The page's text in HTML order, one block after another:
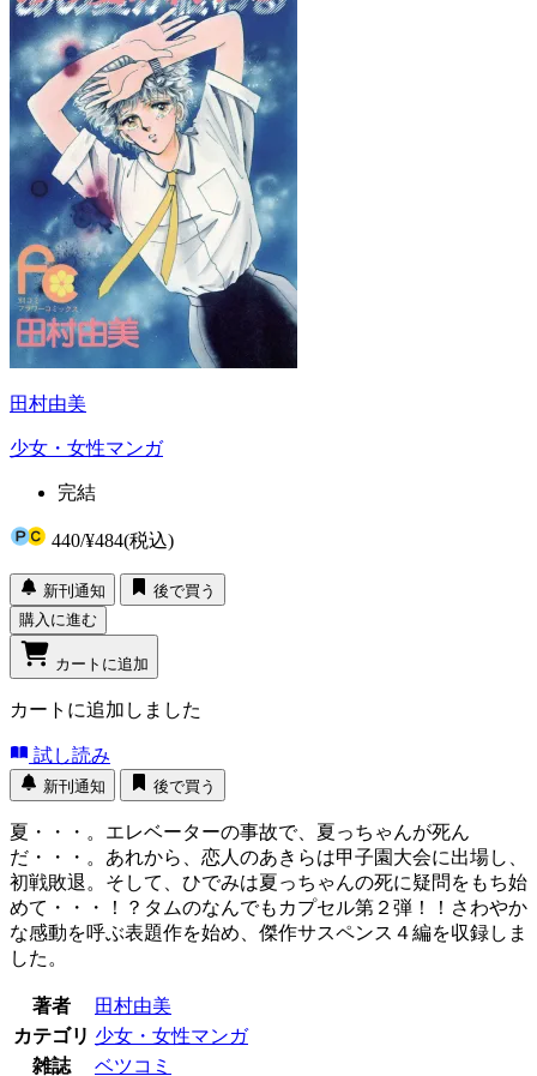
田村由美
少女・女性マンガ
完結
440/¥484(税込)
新刊通知
後で買う
購入に進む
カートに追加
カートに追加しました
試し読み
新刊通知 後で買う
夏・・・。エレベーターの事故で、夏っちゃんが死ん
だ・・・。あれから、恋人のあきらは甲子園大会に出場し、
初戦敗退。そして、ひでみは夏っちゃんの死に疑問をもち始
めて・・・！？タムのなんでもカプセル第２弾！！さわやか
な感動を呼ぶ表題作を始め、傑作サスペンス４編を収録しま
した。
著者
田村由美
カテゴリ 少女・女性マンガ
雑誌
ベツコミ